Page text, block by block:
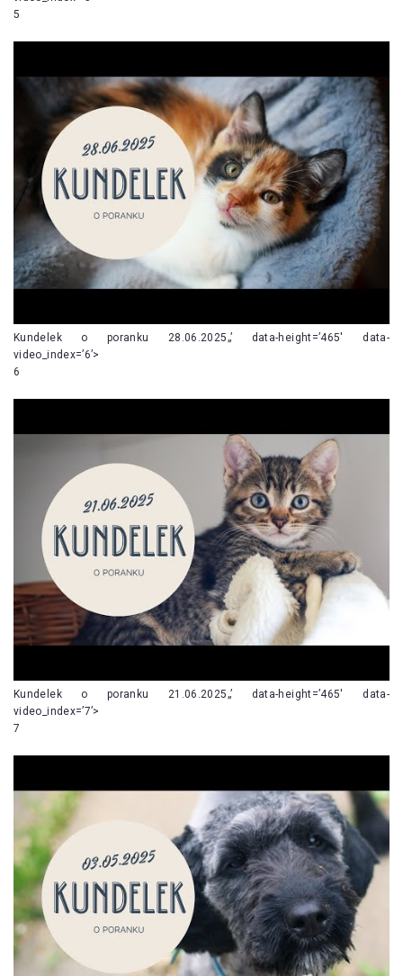
5
Kundelek o poranku 28.06.2025„’ data-height=’465′ data-
video_index=’6’>
6
Kundelek o poranku 21.06.2025„’ data-height=’465′ data-
video_index=’7’>
7